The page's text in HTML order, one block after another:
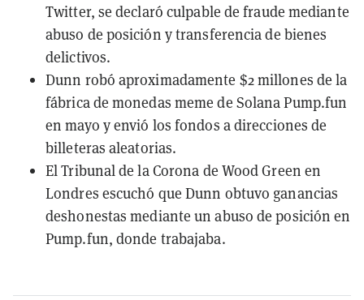
Twitter, se declaró culpable de fraude mediante
abuso de posición y transferencia de bienes
delictivos.
Dunn robó aproximadamente $2 millones de la
fábrica de monedas meme de Solana Pump.fun
en mayo y envió los fondos a direcciones de
billeteras aleatorias.
El Tribunal de la Corona de Wood Green en
Londres escuchó que Dunn obtuvo ganancias
deshonestas mediante un abuso de posición en
Pump.fun, donde trabajaba.